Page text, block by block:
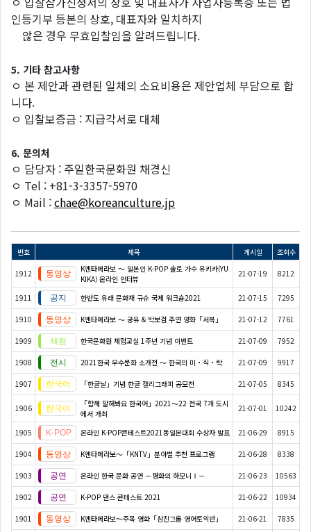
인등기부 등본의 상호, 대표자와 일치하지
않은 경우 무효입찰임을 알려드립니다.
5. 기타 참고사항
ㅇ 본 제안과 관련된 일체의 소요비용은 제안업체 부담으로 합
니다.
ㅇ 입찰보증금 : 지급각서로 대체
6. 문의처
ㅇ 담당자 : 주일한국문화원 채경신
ㅇ Tel : +81-3-3357-5970
ㅇ Mail :chae@koreanculture.jp
번호 제목 게시일 조회수
1912
K엔타메라보 ～ 일본인 K-POP 솔로 가수 유키카(YU
KIKA) 온라인 인터뷰
21-07-19 8212
1911 한반도 유래 문화재 규슈 국제 워크숍2021 21-07-15 7295
1910 K엔타메라보 ～ 공유 & 박보검 주연 영화「서복」 21-07-12 7761
1909 한국문화원 체험교실 1주년 기념 이벤트 21-07-09 7952
1908 2021한국 우수문화 소개전 ～ 한국의 미・식・락 21-07-09 9917
1907 「한글날」기념 한글 캘리그래피 공모전 21-07-05 8345
1906
「함께 말해봐요 한국어」2021～22 전국 7개 도시
에서 개최
21-07-01 10242
1905 온라인 K-POP콘테스트2021동일본대회 수상자 발표 21-06-29 8915
1904 K엔타메라보～「KNTV」분야별 추천 프로그램 21-06-28 8338
1903 온라인 한국 문화 공연 －평화의 하모니Ⅰ－ 21-06-23 10563
1902 K-POP 댄스 콘테스트 2021 21-06-22 10934
1901 K엔타메라보～주목 영화「삼진그룹 영어토익반」 21-06-21 7835